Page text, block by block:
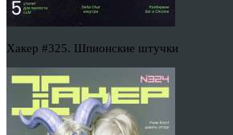
Хакер #325. Шпионские штучки